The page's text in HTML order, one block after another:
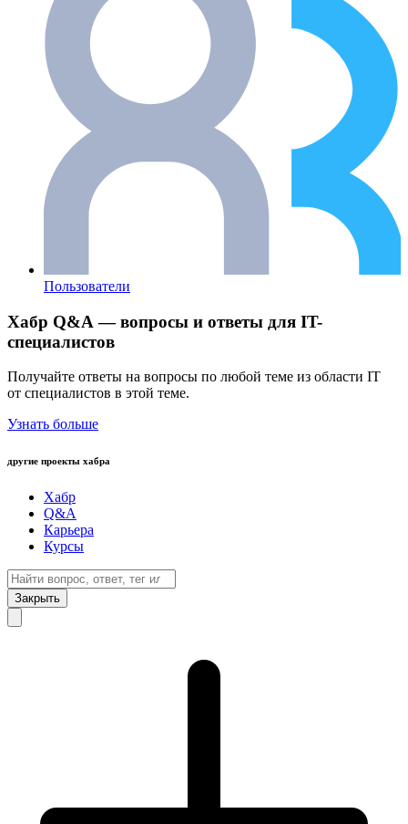
Пользователи
Хабр Q&A — вопросы и ответы для IT-
специалистов
Получайте ответы на вопросы по любой теме из области IT
от специалистов в этой теме.
Узнать больше
другие проекты хабра
Хабр
Q&A
Карьера
Курсы
Закрыть